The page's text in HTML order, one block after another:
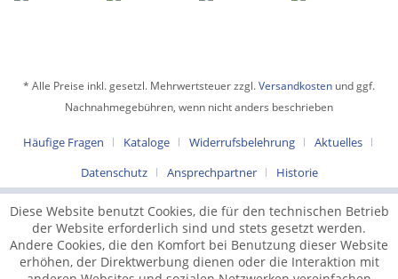
* Alle Preise inkl. gesetzl. Mehrwertsteuer zzgl.Versandkosten und ggf.
Nachnahmegebühren, wenn nicht anders beschrieben
Häufige Fragen Kataloge Widerrufsbelehrung
Aktuelles
Datenschutz
Ansprechpartner Historie
Diese Website benutzt Cookies, die für den technischen Betrieb
der Website erforderlich sind und stets gesetzt werden.
Andere Cookies, die den Komfort bei Benutzung dieser Website
erhöhen, der Direktwerbung dienen oder die Interaktion mit